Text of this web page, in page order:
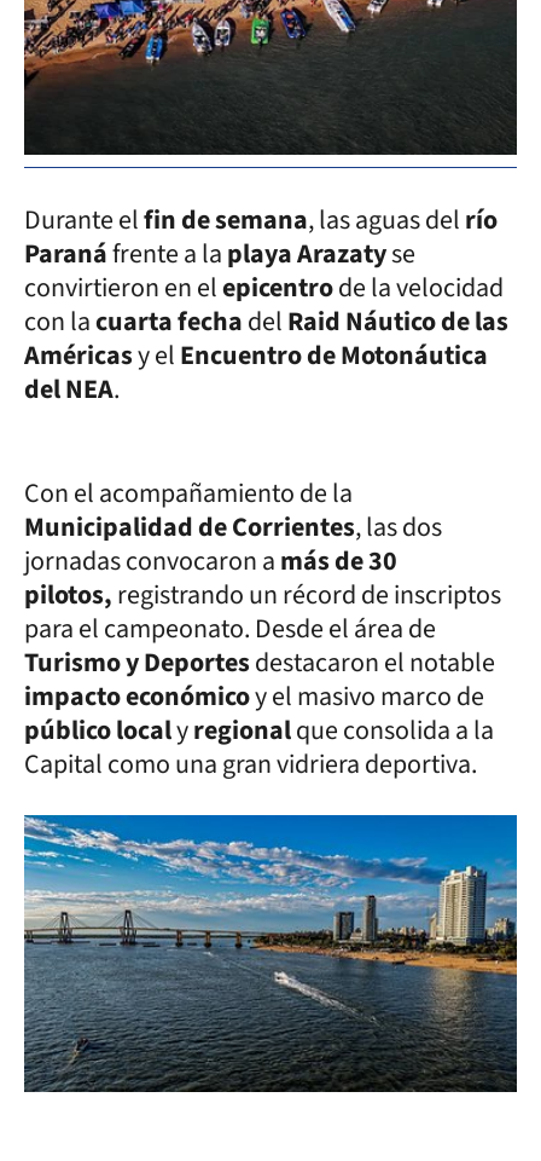
Durante elfin de semana, las aguas delrío
Paranáfrente a laplaya Arazatyse
convirtieron en elepicentrode la velocidad
con lacuarta fechadelRaid Náutico de las
Américasy elEncuentro de Motonáutica
del NEA.
Con el acompañamiento de la
Municipalidad de Corrientes, las dos
jornadas convocaron amás de 30
pilotos,registrando un récord de inscriptos
para el campeonato. Desde el área de
Turismo y Deportesdestacaron el notable
impacto económicoy el masivo marco de
público localyregionalque consolida a la
Capital como una gran vidriera deportiva.